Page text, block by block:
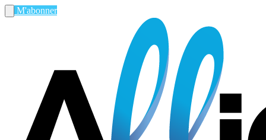
M'abonner